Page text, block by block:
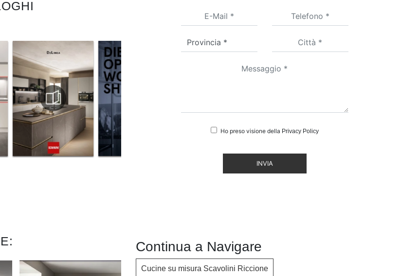
Ho preso visione della Privacy Policy
INVIA
Continua a Navigare
Cucine su misura Scavolini Riccione